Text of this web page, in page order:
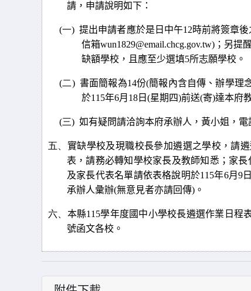
請，申請說明如下：
(一)提出申請者應於是日中午12時前將簽章
信箱wun1829@email.chcg.gov.tw) ；另提
缺額學校，且應至少選填5所志願學校。
(二) 書面簡報為14份(簡報內含自傳、辦學理
於115年6月18日 (星期四)前送(寄)達本府
(三)如有疑問請洽詢本府承辦⼈ ，黃小姐，電
五、 實缺學校及現職校長參加遴選之學校，請
表，請務必轉知學校家長及教師知悉；家
及家長代表名單請依表格說明於115年6月9 日
承辦人彙辦(無意見者亦請回傳) 。
六、 本縣115學年度國中小學校長遴選作業日程
號函文各校。